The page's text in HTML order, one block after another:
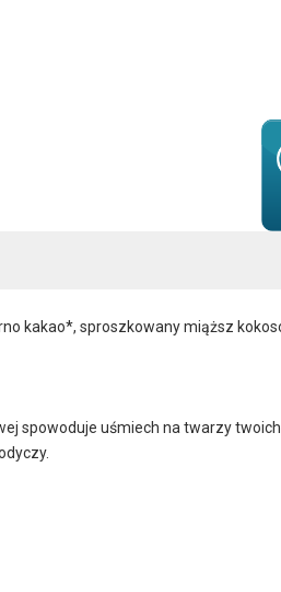
kakao*, sproszkowany miąższ
spowoduje uśmiech na twarzy